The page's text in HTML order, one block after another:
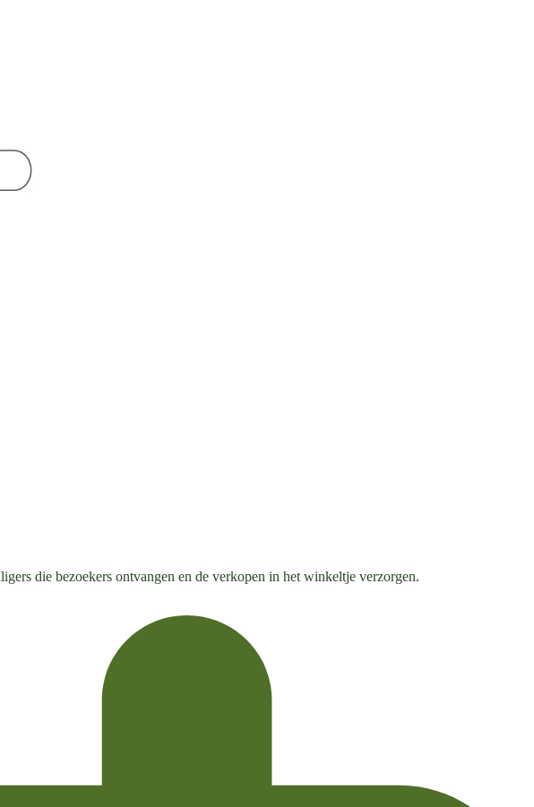
die bezoekers ontvangen en de verkopen in het winkeltje verzorgen.